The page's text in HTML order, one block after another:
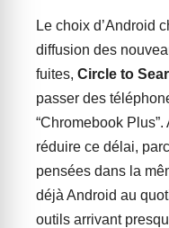
Le choix d’Android
diffusion des
fuites, Circle to
passer des
“Chromebook
réduire ce délai,
pensées dans la
déjà Android au
outils arrivant